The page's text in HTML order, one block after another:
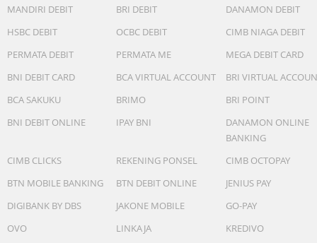
Yes
Film Mode
Motion Technology
Motion Xcelerator Turbo
LED Clear Motion
Noise Reduction
Basic
Filmmaker Mode (FMM)
Yes
Audio
MANDIRI DEBIT BRI DEBIT
DANAMON DEBIT
HSBC DEBIT
OCBC DEBIT
CIMB NIAGA DEBIT
PERMATA DEBIT
PERMATA ME
MEGA DEBIT CARD
BNI DEBIT CARD
BCA VIRTUAL ACCOUNT
BRI VIRTUAL
BCA SAKUKU
BRIMO
BRI POINT
BNI DEBIT ONLINE
IPAY BNI
DANAMON ONLINE
BANKING
CIMB CLICKS
REKENING PONSEL
CIMB OCTOPAY
BTN MOBILE BANKING
BTN DEBIT ONLINE
JENIUS PAY
DIGIBANK BY DBS
JAKONE MOBILE
GO-PAY
OVO
LINKAJA
KREDIVO